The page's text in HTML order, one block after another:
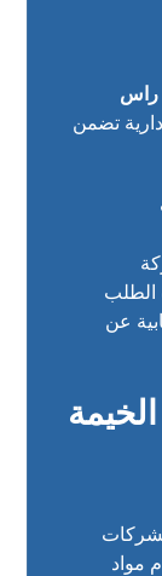
راس
تضمن
الطلب
عن
مواد